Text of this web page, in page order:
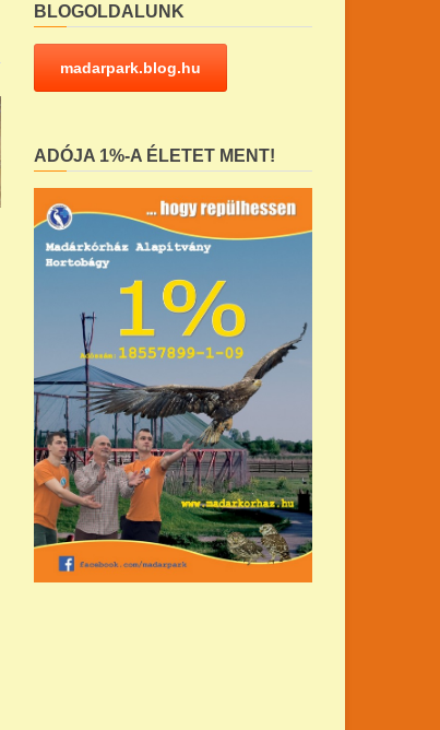
BLOGOLDALUNK
madarpark.blog.hu
ADÓJA 1%-A ÉLETET MENT!